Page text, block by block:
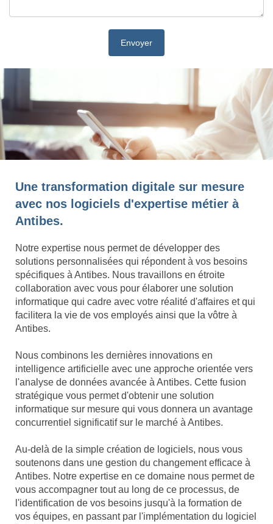
Une transformation digitale sur mesure
avec nos logiciels d'expertise métier à
Antibes.
Notre expertise nous permet de développer des
solutions personnalisées qui répondent à vos besoins
spécifiques à Antibes. Nous travaillons en étroite
collaboration avec vous pour élaborer une solution
informatique qui cadre avec votre réalité d'affaires et qui
facilitera la vie de vos employés ainsi que la vôtre à
Antibes.
Nous combinons les dernières innovations en
intelligence artificielle avec une approche orientée vers
l'analyse de données avancée à Antibes. Cette fusion
stratégique vous permet d'obtenir une solution
informatique sur mesure qui vous donnera un avantage
concurrentiel significatif sur le marché à Antibes.
Au-delà de la simple création de logiciels, nous vous
soutenons dans une gestion du changement efficace à
Antibes. Notre expertise en ce domaine nous permet de
vous accompagner tout au long de ce processus, de
l'identification de vos besoins jusqu'à la formation de
vos équipes, en passant par l'implémentation du logiciel